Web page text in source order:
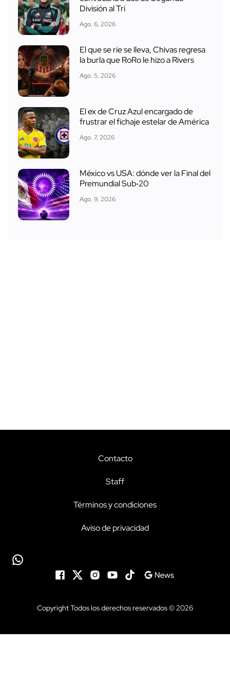
División al Tri
Ago. 6, 2026
El que se ríe se lleva, Chivas regresa
la burla que RoRo le hizo a Rivers
Ago. 5, 2026
El ex de Cruz Azul encargado de
frustrar el fichaje estelar de América
Ago. 7, 2026
México vs USA: dónde ver la Final del
Premundial Sub‑20
Ago. 9, 2026
Contacto
Staff
Términos y condiciones
Aviso de privacidad
Copyright Todos los derechos reservados © 2026